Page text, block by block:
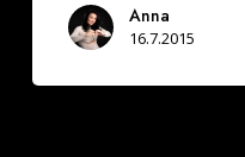
Anna
16.7.2015